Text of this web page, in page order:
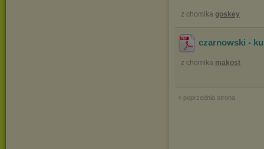
z chomika goskey
czarnowski -
z chomika makost
« poprzednia strona